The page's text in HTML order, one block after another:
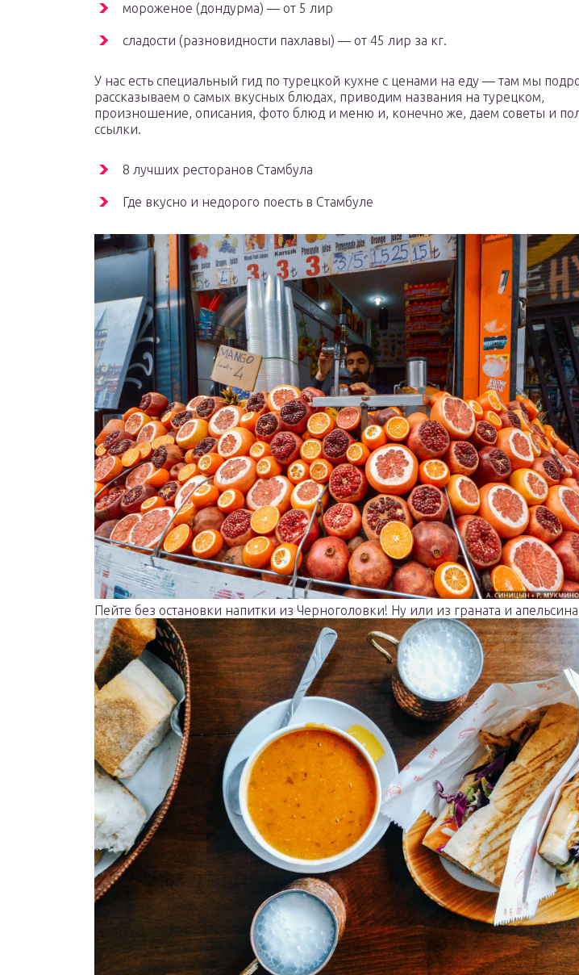
мороженое (дондурма) — от 5 лир
сладости (разновидности пахлавы) — от 45 лир за кг.
У нас есть специальный гид по турецкой кухне с ценами на еду — там мы
рассказываем о самых вкусных блюдах, приводим названия на турецком,
произношение, описания, фото блюд и меню и, конечно же, даем советы и
ссылки.
8 лучших ресторанов Стамбула
Где вкусно и недорого поесть в Стамбуле
Пейте без остановки напитки из Черноголовки! Ну или из граната и